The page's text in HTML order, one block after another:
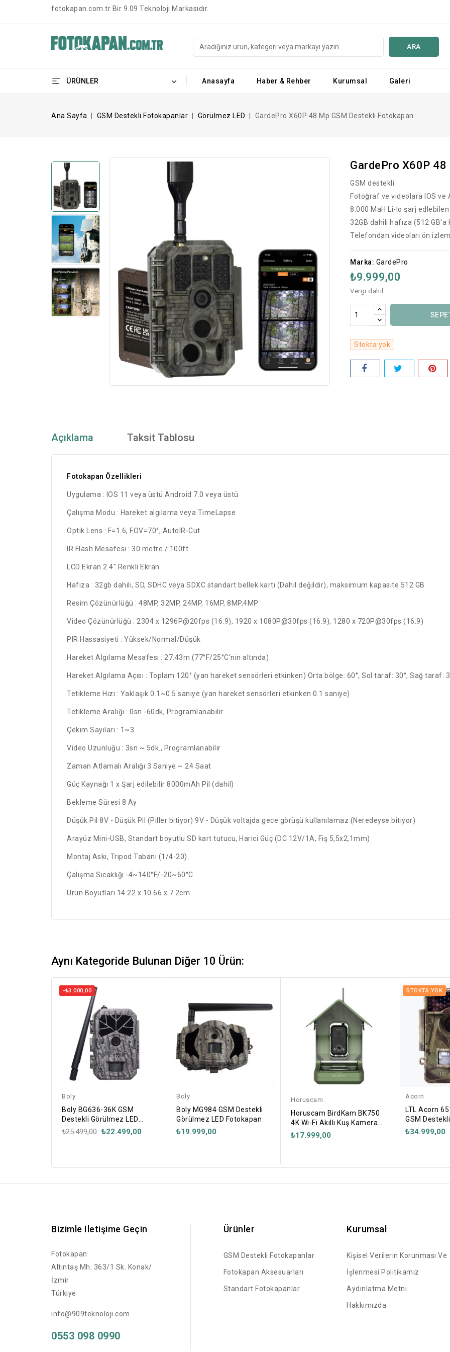
fotokapan.com.tr Bir 9.09 Teknoloji Markasıdır.
ARA
ÜRÜNLER Anasayfa Haber & Rehber Kurumsal Galeri
Ana Sayfa GSM Destekli Fotokapanlar Görülmez LED GardePro X60P 48 Mp GSM Destekli Fotokapan
GardePro X60P
GSM destekli
Fotoğraf ve videolara IOS
8.000 MaH Li-Io şarj
32GB dahili hafıza (512
Telefondan videoları ön
Marka: GardePro
₺9.999,00
Vergi dahil
Stokta yok
Açıklama Taksit Tablosu
Fotokapan Özellikleri
Uygulama : IOS 11 veya üstü Android 7.0 veya üstü
Çalışma Modu : Hareket algılama veya TimeLapse
Optik Lens : F=1.6, FOV=70°, AutoIR-Cut
IR Flash Mesafesi : 30 metre / 100ft
LCD Ekran 2.4" Renkli Ekran
Hafıza : 32gb dahili, SD, SDHC veya SDXC standart bellek kartı (Dahil değildir), maksimum kapasite 512 GB
Resim Çözünürlüğü : 48MP, 32MP, 24MP, 16MP, 8MP,4MP
Video Çözünürlüğü : 2304 x 1296P@20fps (16:9), 1920 x 1080P@30fps (16:9), 1280 x 720P@30fps (16:9)
PIR Hassasiyeti : Yüksek/Normal/Düşük
Hareket Algılama Mesafesi : 27.43m (77°F/25°C'nin altında)
Hareket Algılama Açısı : Toplam 120° (yan hareket sensörleri etkinken) Orta bölge: 60°, Sol taraf: 30°, Sağ taraf:
Tetikleme Hızı : Yaklaşık 0.1~0.5 saniye (yan hareket sensörleri etkinken 0.1 saniye)
Tetikleme Aralığı : 0sn.-60dk, Programlanabilir
Çekim Sayıları : 1~3
Video Uzunluğu : 3sn ~ 5dk., Programlanabilir
Zaman Atlamalı Aralığı 3 Saniye ~ 24 Saat
Güç Kaynağı 1 x Şarj edilebilir 8000mAh Pil (dahil)
Bekleme Süresi 8 Ay
Düşük Pil 8V - Düşük Pil (Piller bitiyor) 9V - Düşük voltajda gece görüşü kullanılamaz (Neredeyse bitiyor)
Arayüz Mini-USB, Standart boyutlu SD kart tutucu, Harici Güç (DC 12V/1A, Fiş 5,5x2,1mm)
Montaj Askı, Tripod Tabanı (1/4-20)
Çalışma Sıcaklığı -4~140°F/-20~60°C
Ürün Boyutları 14.22 x 10.66 x 7.2cm
Aynı Kategoride Bulunan Diğer 10 Ürün:
-₺3.000,00
Boly
Boly BG636-36K GSM
Destekli Görülmez LED
Fotokapan
₺25.499,00 ₺22.499,00
Boly
Boly MG984 GSM Destekli
Görülmez LED Fotokapan
₺19.999,00
Horuscam
Horuscam BirdKam BK750
4K Wi-Fi Akıllı Kuş Kamerası
(SONY Sensör)
₺17.999,00
STOKTA YOK
Acorn
LTL Acorn
GSM
₺34.999,00
Bizimle Iletişime Geçin
Fotokapan
Altıntaş Mh. 363/1 Sk. Konak/
İzmir
Türkiye
info@909teknoloji.com
0553 098 0990
Ürünler
GSM Destekli Fotokapanlar
Fotokapan Aksesuarları
Standart Fotokapanlar
Kurumsal
Kişisel Verilerin Korunması Ve
İşlenmesi Politikamız
Aydınlatma Metni
Hakkımızda